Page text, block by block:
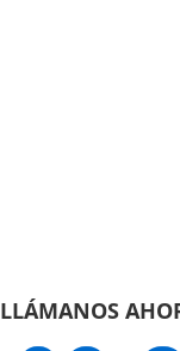
LLÁMANOS